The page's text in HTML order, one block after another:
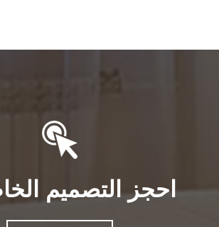
احجز التصميم